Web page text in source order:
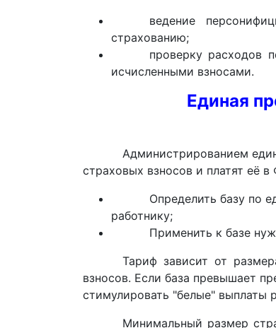
ведение
страхованию;
проверку расходов
исчисленными взносами.
Единая
Администрированием
страховых взносов и платят её
Определить базу по
работнику;
Применить к базе
Тариф зависит от
взносов. Если база превышает
стимулировать "белые" выплаты
Минимальный размер